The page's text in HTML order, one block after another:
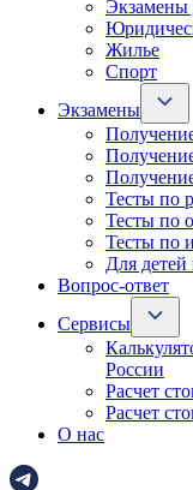
Экзамены
Жилье
Спорт
Экзамены
Тесты по
Тесты по
Тесты по
Для
Вопрос-ответ
Сервисы
России
Расчет
Расчет
О нас